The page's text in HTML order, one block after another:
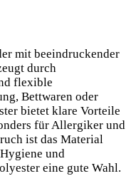
mit beeindruckender
durch
flexible
Bettwaren oder
bietet klare Vorteile
für Allergiker und
ist das Material
und
eine gute Wahl.